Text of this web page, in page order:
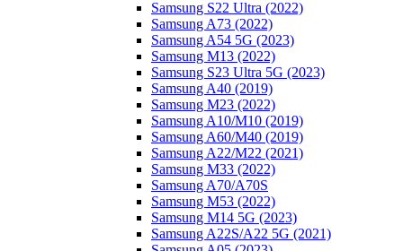
Samsung S22 Ultra (2022)
Samsung A73 (2022)
Samsung A54 5G (2023)
Samsung M13 (2022)
Samsung S23 Ultra 5G (2023)
Samsung A40 (2019)
Samsung M23 (2022)
Samsung A10/M10 (2019)
Samsung A60/M40 (2019)
Samsung A22/M22 (2021)
Samsung M33 (2022)
Samsung A70/A70S
Samsung M53 (2022)
Samsung M14 5G (2023)
Samsung A22S/A22 5G (2021)